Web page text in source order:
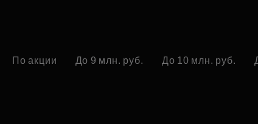
По акции До 9 млн. руб. До 10 млн. руб.